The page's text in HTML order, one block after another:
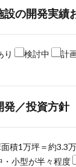
設の開発実績
り 検討中 計
発／投資方針
積1万坪＝約3.3
・小型が半々程度